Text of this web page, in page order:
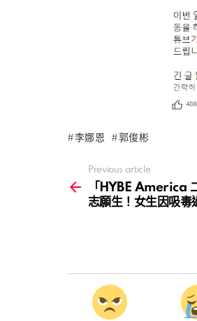
李娜恩 郭俊彬
more
Previous article
「HYBE America
志願生！女生因吸毒